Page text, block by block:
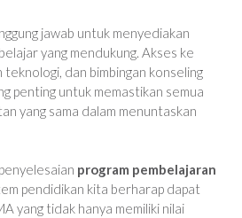
jawab untuk menyediakan
yang mendukung. Akses ke
dan bimbingan konseling
penting untuk memastikan semua
yang sama dalam menuntaskan
program pembelajaran
pendidikan kita berharap dapat
yang tidak hanya memiliki nilai